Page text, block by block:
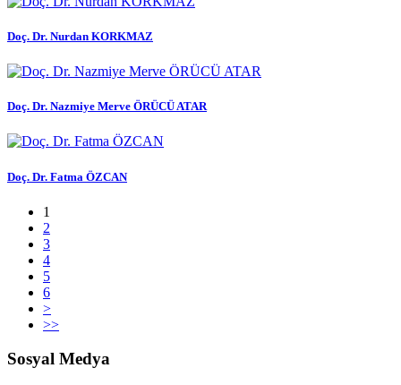
Doç. Dr. Nurdan KORKMAZ
Doç. Dr. Nazmiye Merve ÖRÜCÜ ATAR
Doç. Dr. Fatma ÖZCAN
1
2
3
4
5
6
>
>>
Sosyal Medya